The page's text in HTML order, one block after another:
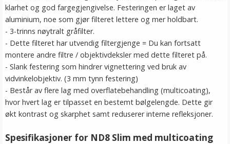
klarhet og god fargegjengivelse. Festeringen er laget av
aluminium, noe som gjør filteret lettere og mer holdbart.
- 3-trinns nøytralt gråfilter.
- Dette filteret har utvendig filtergjenge = Du kan fortsatt
montere andre filtre / objektivdeksler med dette filteret på.
- Slank festering som hindrer vignettering ved bruk av
vidvinkelobjektiv. (3 mm tynn festering)
- Består av flere lag med overflatebehandling (multicoating),
hvor hvert lag er tilpasset en bestemt bølgelengde. Dette gir
økt kontrast og skarphet samt reduserer interne refleksjoner.
Spesifikasjoner for ND8 Slim med multicoating